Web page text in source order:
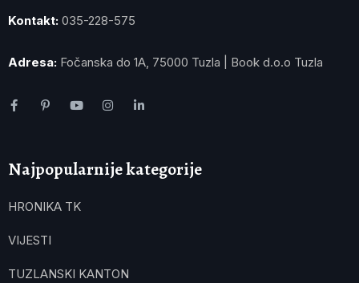
Kontakt: 035-228-575
Adresa: Fočanska do 1A, 75000 Tuzla | Book d.o.o Tuzla
Najpopularnije kategorije
HRONIKA TK
VIJESTI
TUZLANSKI KANTON